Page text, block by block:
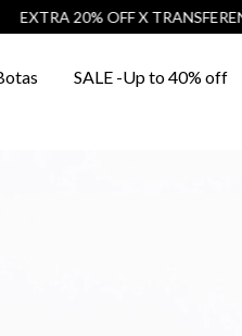
20% OFF X TRANSFERENCIA
SALE -Up to 40% off